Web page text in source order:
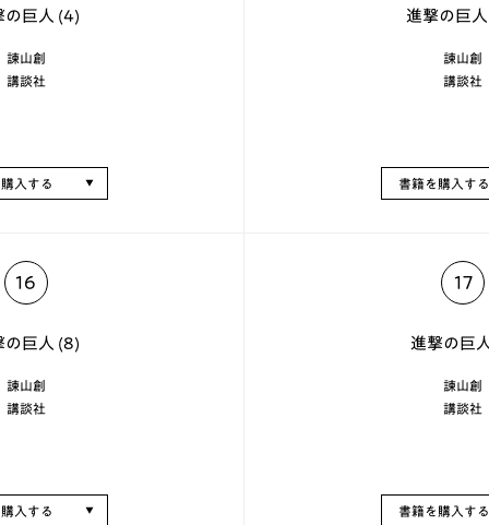
の巨人 (4)
諫山創
講談社
入する
進撃の巨
諫山創
講談社
書籍を購入する
16
の巨人 (8)
諫山創
講談社
入する
17
進撃の巨
諫山創
講談社
書籍を購入する